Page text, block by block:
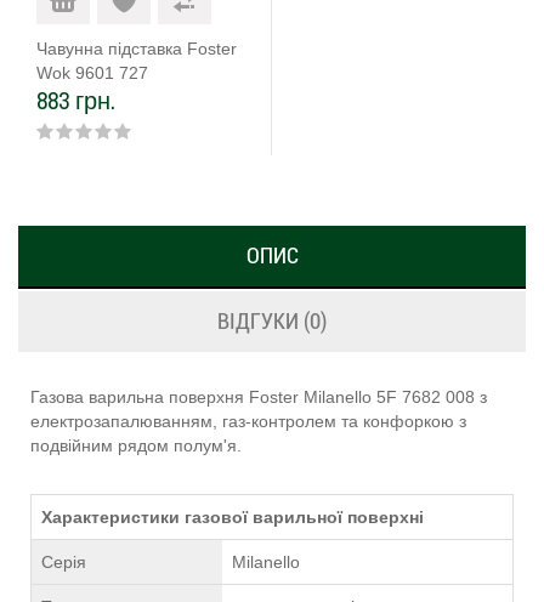
Чавунна підставка Foster
Wok 9601 727
883 грн.
ОПИС
ВІДГУКИ (0)
Газова варильна поверхня Foster Milanello 5F 7682 008 з
електрозапалюванням, газ-контролем та конфоркою з
подвійним рядом полум'я.
Характеристики газової варильної поверхні
Серія Milanello